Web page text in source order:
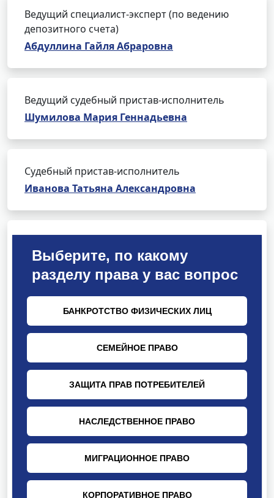
Ведущий специалист-эксперт (по ведению
депозитного счета)
Абдуллина Гайля Абраровна
Ведущий судебный пристав-исполнитель
Шумилова Мария Геннадьевна
Судебный пристав-исполнитель
Иванова Татьяна Александровна